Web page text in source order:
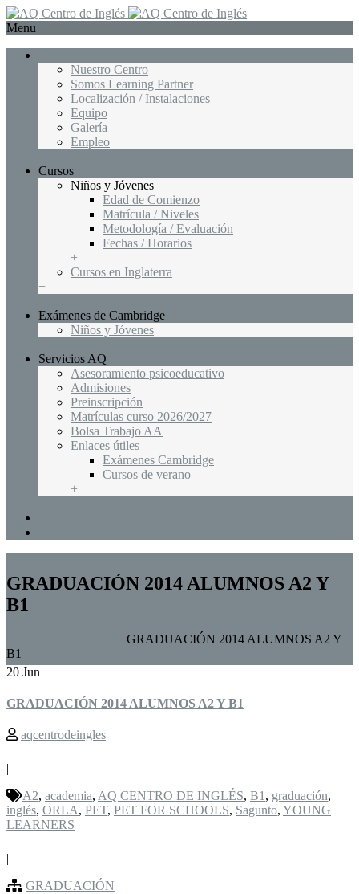
Menu
Nuestro Centro
Somos Learning Partner
Localización / Instalaciones
Equipo
Galería
Empleo
Cursos
Niños y Jóvenes
Edad de Comienzo
Matrícula / Niveles
Metodología / Evaluación
Fechas / Horarios
+
Cursos en Inglaterra
+
Exámenes de Cambridge
Niños y Jóvenes
Servicios AQ
Asesoramiento psicoeducativo
Admisiones
Preinscripción
Matrículas curso 2026/2027
Bolsa Trabajo AA
Enlaces útiles
Exámenes Cambridge
Cursos de verano
+
GRADUACIÓN 2014 ALUMNOS A2 Y
B1
GRADUACIÓN 2014 ALUMNOS A2 Y
B1
20 Jun
GRADUACIÓN 2014 ALUMNOS A2 Y B1
aqcentrodeingles
|
A2, academia, AQ CENTRO DE INGLÉS, B1 , graduación,
inglés, ORLA, PET, PET FOR SCHOOLS, Sagunto, YOUNG
LEARNERS
|
GRADUACIÓN